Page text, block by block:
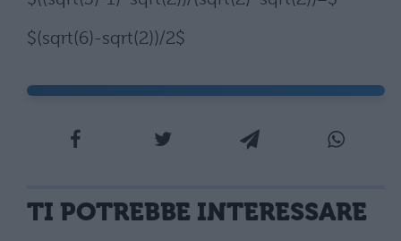
$(sqrt(6)-sqrt(2))/2$
TI POTREBBE INTERESSARE